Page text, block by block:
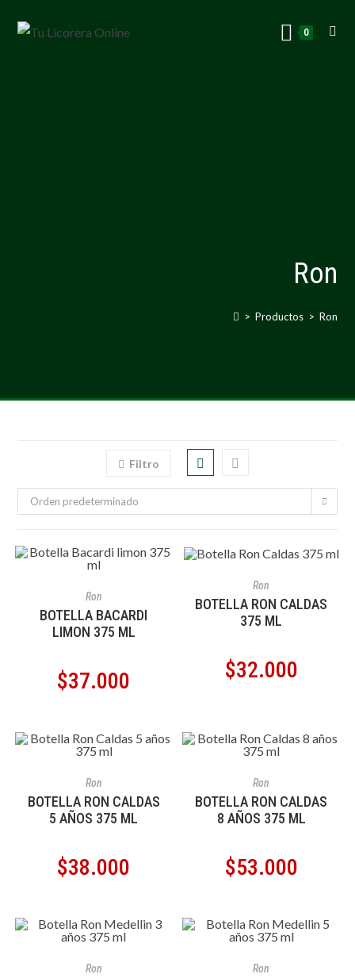
0
Ron
> Productos > Ron
Filtro
Orden predeterminado
Ron
BOTELLA BACARDI
LIMON 375 ML
$37.000
Ron
BOTELLA RON CALDAS
375 ML
$32.000
Ron
BOTELLA RON CALDAS
5 AÑOS 375 ML
$38.000
Ron
BOTELLA RON CALDAS
8 AÑOS 375 ML
$53.000
Ron Ron